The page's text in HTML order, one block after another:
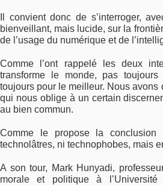
Il convient donc de s’interroger,
bienveillant, mais lucide, sur la
de l’usage du numérique et de
Comme l’ont rappelé les deux
transforme le monde, pas
toujours pour le meilleur. Nous avons
qui nous oblige à un certain
au bien commun.
Comme le propose la
technolâtres, ni technophobes, mais
A son tour, Mark Hunyadi,
morale et politique à